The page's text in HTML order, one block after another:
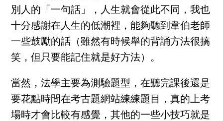
別人的「一句話」，人生就會從此不同，我也
十分感謝在人生的低潮裡，能夠聽到韋伯老師
一些鼓勵的話（雖然有時候舉的背誦方法很搞
笑，但只要能記住就是好方法）。
當然，法學主要為測驗題型，在聽完課後還是
要花點時間在考古題網站練練題目，真的上考
場時才會比較有感覺，其他的一些小技巧就是